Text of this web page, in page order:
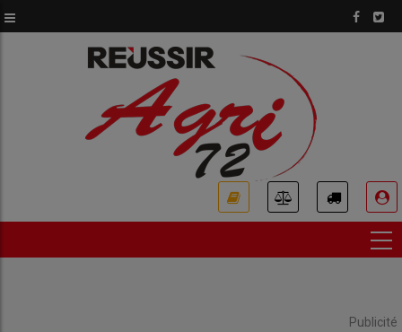
au
Publicité